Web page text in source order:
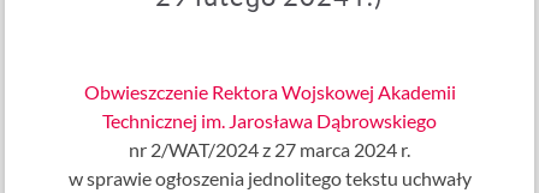
Obwieszczenie Rektora Wojskowej Akademii
Technicznej im. Jarosława Dąbrowskiego
nr 2/WAT/2024 z 27 marca 2024 r.
w sprawie ogłoszenia jednolitego tekstu uchwały